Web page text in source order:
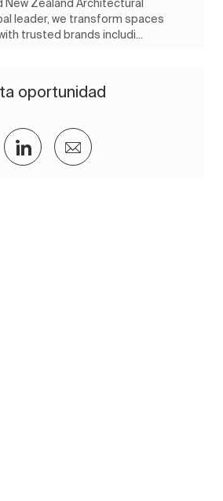
New Zealand Architectural
leader, we transform spaces
trusted brands includi...
oportunidad
a través de Facebook
a través de twitter
Compartir a través de
Compartir por